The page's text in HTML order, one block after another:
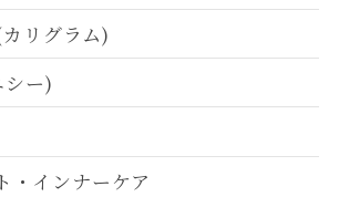
リグラム)
ー)
・インナーケア